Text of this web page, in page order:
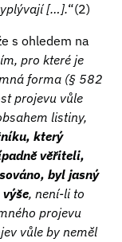
[…].“(2)
s ohledem na
pro které je
forma (§ 582
projevu vůle
listiny,
který
věřiteli,
byl jasný
, není-li to
projevu
vůle by neměl